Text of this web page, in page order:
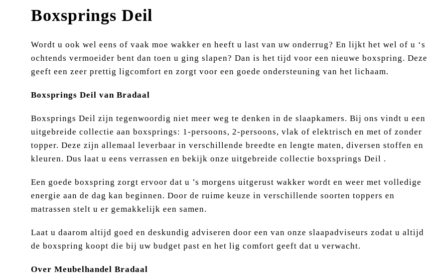
Boxsprings Deil
Wordt u ook wel eens of vaak moe wakker en heeft u last van uw onderrug? En lijkt het wel of u ‘s
ochtends vermoeider bent dan toen u ging slapen? Dan is het tijd voor een nieuwe boxspring. Deze
geeft een zeer prettig ligcomfort en zorgt voor een goede ondersteuning van het lichaam.
Boxsprings Deil van Bradaal
Boxsprings Deil zijn tegenwoordig niet meer weg te denken in de slaapkamers. Bij ons vindt u een
uitgebreide collectie aan boxsprings: 1-persoons, 2-persoons, vlak of elektrisch en met of zonder
topper. Deze zijn allemaal leverbaar in verschillende breedte en lengte maten, diversen stoffen en
kleuren. Dus laat u eens verrassen en bekijk onze uitgebreide collectie boxsprings Deil .
Een goede boxspring zorgt ervoor dat u ’s morgens uitgerust wakker wordt en weer met volledige
energie aan de dag kan beginnen. Door de ruime keuze in verschillende soorten toppers en
matrassen stelt u er gemakkelijk een samen.
Laat u daarom altijd goed en deskundig adviseren door een van onze slaapadviseurs zodat u altijd
de boxspring koopt die bij uw budget past en het lig comfort geeft dat u verwacht.
Over Meubelhandel Bradaal